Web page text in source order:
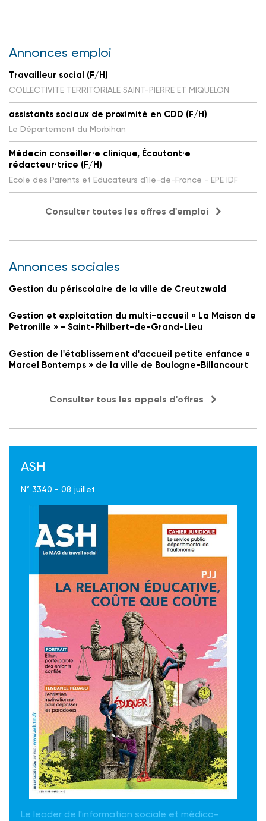
Annonces emploi
Travailleur social (F/H)
COLLECTIVITE TERRITORIALE SAINT-PIERRE ET MIQUELON
assistants sociaux de proximité en CDD (F/H)
Le Département du Morbihan
Médecin conseiller·e clinique, Écoutant·e
rédacteur·trice (F/H)
Ecole des Parents et Educateurs d'Ile-de-France - EPE IDF
Consulter toutes les offres d'emploi
Annonces sociales
Gestion du périscolaire de la ville de Creutzwald
Gestion et exploitation du multi-accueil « La Maison de
Petronille » - Saint-Philbert-de-Grand-Lieu
Gestion de l'établissement d'accueil petite enfance «
Marcel Bontemps » de la ville de Boulogne-Billancourt
Consulter tous les appels d'offres
ASH
N° 3340 - 08 juillet
Le leader de l'information sociale et médico-